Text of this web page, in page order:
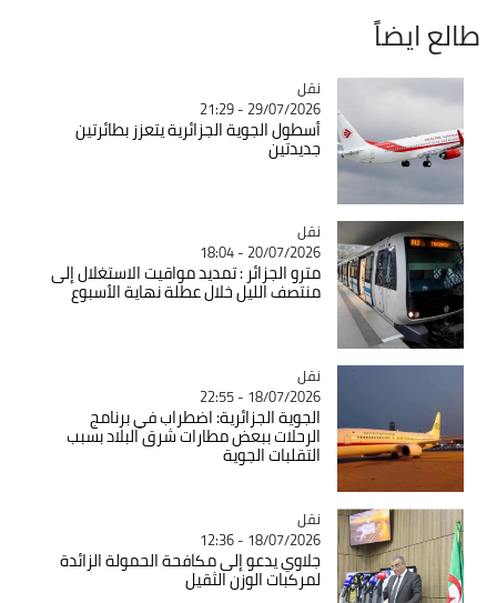
طالع ايضاً
Catégorie
نقل
29/07/2026 - 21:29
أسطول الجوية الجزائرية يتعزز بطائرتين
جديدتين
Catégorie
نقل
20/07/2026 - 18:04
مترو الجزائر : تمديد مواقيت الاستغلال إلى
منتصف الليل خلال عطلة نهاية الأسبوع
Catégorie
نقل
18/07/2026 - 22:55
الجوية الجزائرية: اضطراب في برنامج
الرحلات ببعض مطارات شرق البلاد بسبب
التقلبات الجوية
Catégorie
نقل
18/07/2026 - 12:36
جلاوي يدعو إلى مكافحة الحمولة الزائدة
لمركبات الوزن الثقيل